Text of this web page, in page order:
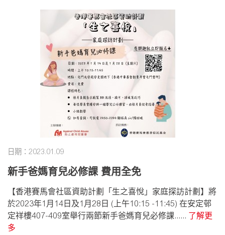
日期：2023.01.09
新手爸媽育兒必修課 費用全免
【香港賽馬會社區資助計劃「生之喜悅」家庭探訪計劃】將
於2023年1月14日及1月28日 (上午10:15 -11:45) 在安定邨
定祥樓407-409室舉行兩節新手爸媽育兒必修課...... 了解更
多